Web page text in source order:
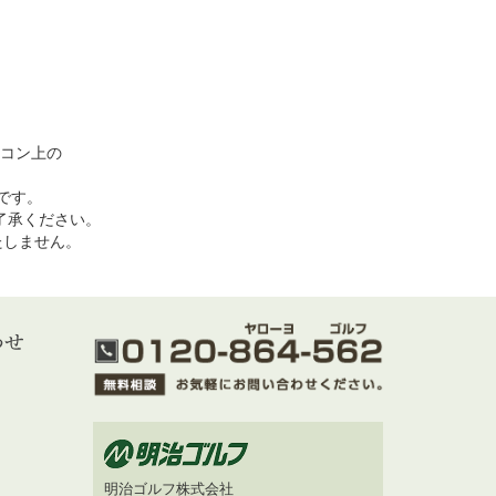
ン上の
。
ください。
ません。
明治ゴルフ株式会社